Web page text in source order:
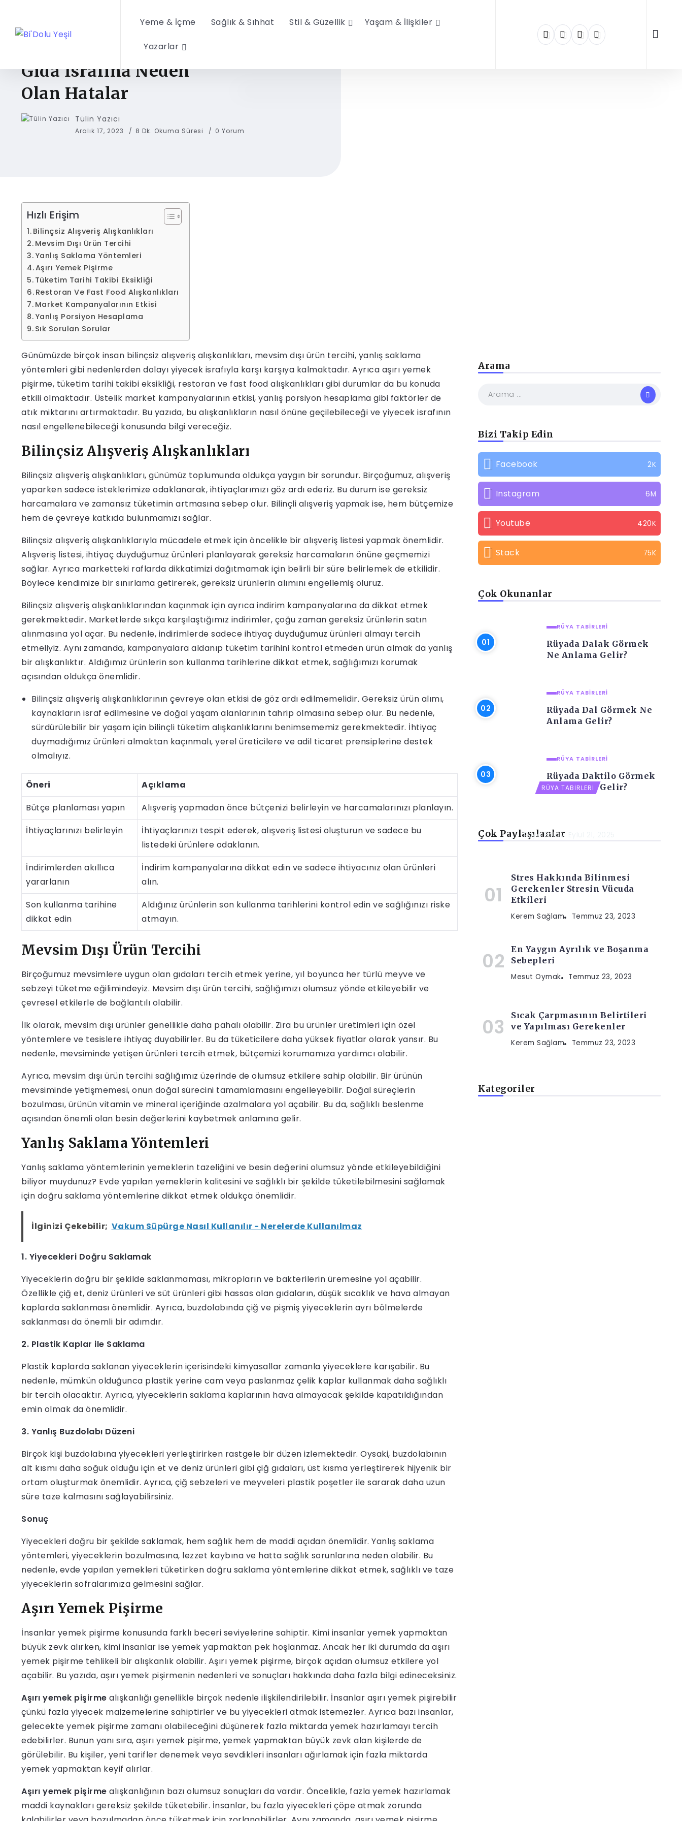
Yeme & İçme Sağlık & Sıhhat Stil & Güzellik Yaşam & İlişkiler
Yazarlar
Gıda İsrafına Neden
Olan Hatalar
Tülin Yazıcı
Aralık 17, 2023 8 Dk. Okuma Süresi 0 Yorum
Hızlı Erişim
Bilinçsiz Alışveriş Alışkanlıkları
Mevsim Dışı Ürün Tercihi
Yanlış Saklama Yöntemleri
Aşırı Yemek Pişirme
Tüketim Tarihi Takibi Eksikliği
Restoran Ve Fast Food Alışkanlıkları
Market Kampanyalarının Etkisi
Yanlış Porsiyon Hesaplama
Sık Sorulan Sorular
Günümüzde birçok insan bilinçsiz alışveriş alışkanlıkları, mevsim dışı ürün tercihi, yanlış saklama
yöntemleri gibi nedenlerden dolayı yiyecek israfıyla karşı karşıya kalmaktadır. Ayrıca aşırı yemek
pişirme, tüketim tarihi takibi eksikliği, restoran ve fast food alışkanlıkları gibi durumlar da bu konuda
etkili olmaktadır. Üstelik market kampanyalarının etkisi, yanlış porsiyon hesaplama gibi faktörler de
atık miktarını artırmaktadır. Bu yazıda, bu alışkanlıkların nasıl önüne geçilebileceği ve yiyecek israfının
nasıl engellenebileceği konusunda bilgi vereceğiz.
Bilinçsiz Alışveriş Alışkanlıkları
Bilinçsiz alışveriş alışkanlıkları, günümüz toplumunda oldukça yaygın bir sorundur. Birçoğumuz, alışveriş
yaparken sadece isteklerimize odaklanarak, ihtiyaçlarımızı göz ardı ederiz. Bu durum ise gereksiz
harcamalara ve zamansız tüketimin artmasına sebep olur. Bilinçli alışveriş yapmak ise, hem bütçemize
hem de çevreye katkıda bulunmamızı sağlar.
Bilinçsiz alışveriş alışkanlıklarıyla mücadele etmek için öncelikle bir alışveriş listesi yapmak önemlidir.
Alışveriş listesi, ihtiyaç duyduğumuz ürünleri planlayarak gereksiz harcamaların önüne geçmemizi
sağlar. Ayrıca marketteki raflarda dikkatimizi dağıtmamak için belirli bir süre belirlemek de etkilidir.
Böylece kendimize bir sınırlama getirerek, gereksiz ürünlerin alımını engellemiş oluruz.
Bilinçsiz alışveriş alışkanlıklarından kaçınmak için ayrıca indirim kampanyalarına da dikkat etmek
gerekmektedir. Marketlerde sıkça karşılaştığımız indirimler, çoğu zaman gereksiz ürünlerin satın
alınmasına yol açar. Bu nedenle, indirimlerde sadece ihtiyaç duyduğumuz ürünleri almayı tercih
etmeliyiz. Aynı zamanda, kampanyalara aldanıp tüketim tarihini kontrol etmeden ürün almak da yanlış
bir alışkanlıktır. Aldığımız ürünlerin son kullanma tarihlerine dikkat etmek, sağlığımızı korumak
açısından oldukça önemlidir.
Bilinçsiz alışveriş alışkanlıklarının çevreye olan etkisi de göz ardı edilmemelidir. Gereksiz ürün alımı,
kaynakların israf edilmesine ve doğal yaşam alanlarının tahrip olmasına sebep olur. Bu nedenle,
sürdürülebilir bir yaşam için bilinçli tüketim alışkanlıklarını benimsememiz gerekmektedir. İhtiyaç
duymadığımız ürünleri almaktan kaçınmalı, yerel üreticilere ve adil ticaret prensiplerine destek
olmalıyız.
Öneri
Açıklama
Bütçe planlaması yapın
Alışveriş yapmadan önce bütçenizi belirleyin ve harcamalarınızı planlayın.
İhtiyaçlarınızı belirleyin
İhtiyaçlarınızı tespit ederek, alışveriş listesi oluşturun ve sadece bu
listedeki ürünlere odaklanın.
İndirimlerden akıllıca
yararlanın
İndirim kampanyalarına dikkat edin ve sadece ihtiyacınız olan ürünleri
alın.
Son kullanma tarihine
dikkat edin
Aldığınız ürünlerin son kullanma tarihlerini kontrol edin ve sağlığınızı riske
atmayın.
Mevsim Dışı Ürün Tercihi
Birçoğumuz mevsimlere uygun olan gıdaları tercih etmek yerine, yıl boyunca her türlü meyve ve
sebzeyi tüketme eğilimindeyiz. Mevsim dışı ürün tercihi, sağlığımızı olumsuz yönde etkileyebilir ve
çevresel etkilerle de bağlantılı olabilir.
İlk olarak, mevsim dışı ürünler genellikle daha pahalı olabilir. Zira bu ürünler üretimleri için özel
yöntemlere ve tesislere ihtiyaç duyabilirler. Bu da tüketicilere daha yüksek fiyatlar olarak yansır. Bu
nedenle, mevsiminde yetişen ürünleri tercih etmek, bütçemizi korumamıza yardımcı olabilir.
Ayrıca, mevsim dışı ürün tercihi sağlığımız üzerinde de olumsuz etkilere sahip olabilir. Bir ürünün
mevsiminde yetişmemesi, onun doğal sürecini tamamlamasını engelleyebilir. Doğal süreçlerin
bozulması, ürünün vitamin ve mineral içeriğinde azalmalara yol açabilir. Bu da, sağlıklı beslenme
açısından önemli olan besin değerlerini kaybetmek anlamına gelir.
Yanlış Saklama Yöntemleri
Yanlış saklama yöntemlerinin yemeklerin tazeliğini ve besin değerini olumsuz yönde etkileyebildiğini
biliyor muydunuz? Evde yapılan yemeklerin kalitesini ve sağlıklı bir şekilde tüketilebilmesini sağlamak
için doğru saklama yöntemlerine dikkat etmek oldukça önemlidir.
İlginizi Çekebilir; Vakum Süpürge Nasıl Kullanılır - Nerelerde Kullanılmaz
1. Yiyecekleri Doğru Saklamak
Yiyeceklerin doğru bir şekilde saklanmaması, mikropların ve bakterilerin üremesine yol açabilir.
Özellikle çiğ et, deniz ürünleri ve süt ürünleri gibi hassas olan gıdaların, düşük sıcaklık ve hava almayan
kaplarda saklanması önemlidir. Ayrıca, buzdolabında çiğ ve pişmiş yiyeceklerin ayrı bölmelerde
saklanması da önemli bir adımdır.
2. Plastik Kaplar ile Saklama
Plastik kaplarda saklanan yiyeceklerin içerisindeki kimyasallar zamanla yiyeceklere karışabilir. Bu
nedenle, mümkün olduğunca plastik yerine cam veya paslanmaz çelik kaplar kullanmak daha sağlıklı
bir tercih olacaktır. Ayrıca, yiyeceklerin saklama kaplarının hava almayacak şekilde kapatıldığından
emin olmak da önemlidir.
3. Yanlış Buzdolabı Düzeni
Birçok kişi buzdolabına yiyecekleri yerleştirirken rastgele bir düzen izlemektedir. Oysaki, buzdolabının
alt kısmı daha soğuk olduğu için et ve deniz ürünleri gibi çiğ gıdaları, üst kısma yerleştirerek hijyenik bir
ortam oluşturmak önemlidir. Ayrıca, çiğ sebzeleri ve meyveleri plastik poşetler ile sararak daha uzun
süre taze kalmasını sağlayabilirsiniz.
Sonuç
Yiyecekleri doğru bir şekilde saklamak, hem sağlık hem de maddi açıdan önemlidir. Yanlış saklama
yöntemleri, yiyeceklerin bozulmasına, lezzet kaybına ve hatta sağlık sorunlarına neden olabilir. Bu
nedenle, evde yapılan yemekleri tüketirken doğru saklama yöntemlerine dikkat etmek, sağlıklı ve taze
yiyeceklerin sofralarımıza gelmesini sağlar.
Aşırı Yemek Pişirme
İnsanlar yemek pişirme konusunda farklı beceri seviyelerine sahiptir. Kimi insanlar yemek yapmaktan
büyük zevk alırken, kimi insanlar ise yemek yapmaktan pek hoşlanmaz. Ancak her iki durumda da aşırı
yemek pişirme tehlikeli bir alışkanlık olabilir. Aşırı yemek pişirme, birçok açıdan olumsuz etkilere yol
açabilir. Bu yazıda, aşırı yemek pişirmenin nedenleri ve sonuçları hakkında daha fazla bilgi edineceksiniz.
Aşırı yemek pişirme alışkanlığı genellikle birçok nedenle ilişkilendirilebilir. İnsanlar aşırı yemek pişirebilir
çünkü fazla yiyecek malzemelerine sahiptirler ve bu yiyecekleri atmak istemezler. Ayrıca bazı insanlar,
gelecekte yemek pişirme zamanı olabileceğini düşünerek fazla miktarda yemek hazırlamayı tercih
edebilirler. Bunun yanı sıra, aşırı yemek pişirme, yemek yapmaktan büyük zevk alan kişilerde de
görülebilir. Bu kişiler, yeni tarifler denemek veya sevdikleri insanları ağırlamak için fazla miktarda
yemek yapmaktan keyif alırlar.
Aşırı yemek pişirme alışkanlığının bazı olumsuz sonuçları da vardır. Öncelikle, fazla yemek hazırlamak
maddi kaynakları gereksiz şekilde tüketebilir. İnsanlar, bu fazla yiyecekleri çöpe atmak zorunda
Arama
Bizi Takip Edin
Facebook 2K
Instagram 6M
Youtube 420K
Stack 75K
Çok Okunanlar
RÜYA TABIRLERI
Rüyada Dalak Görmek
Ne Anlama Gelir?
RÜYA TABIRLERI
Rüyada Dal Görmek Ne
Anlama Gelir?
RÜYA TABIRLERI
Rüyada Daktilo Görmek
Ne Anlama Gelir?
Çok Paylaşılanlar
RÜYA TABIRLERI
Rüya Balci
Stres Hakkında Bilinmesi
Gerekenler Stresin Vücuda
Etkileri
Kerem Sağlam Temmuz 23, 2023
En Yaygın Ayrılık ve Boşanma
Sebepleri
Mesut Oymak Temmuz 23, 2023
Sıcak Çarpmasının Belirtileri
ve Yapılması Gerekenler
Kerem Sağlam Temmuz 23, 2023
Kategoriler